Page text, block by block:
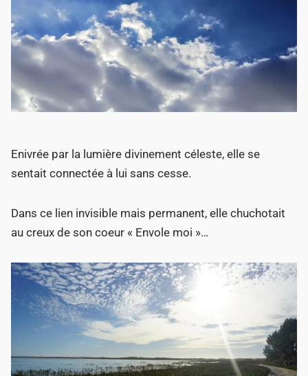
Enivrée par la lumière divinement céleste, elle se
sentait connectée à lui sans cesse.
Dans ce lien invisible mais permanent, elle chuchotait
au creux de son coeur « Envole moi »…